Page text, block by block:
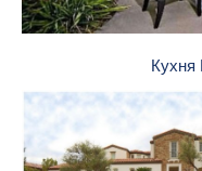
Кухня